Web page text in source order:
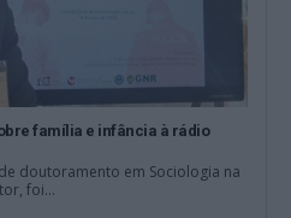
família e infância à rádio
doutoramento em Sociologia na
foi...